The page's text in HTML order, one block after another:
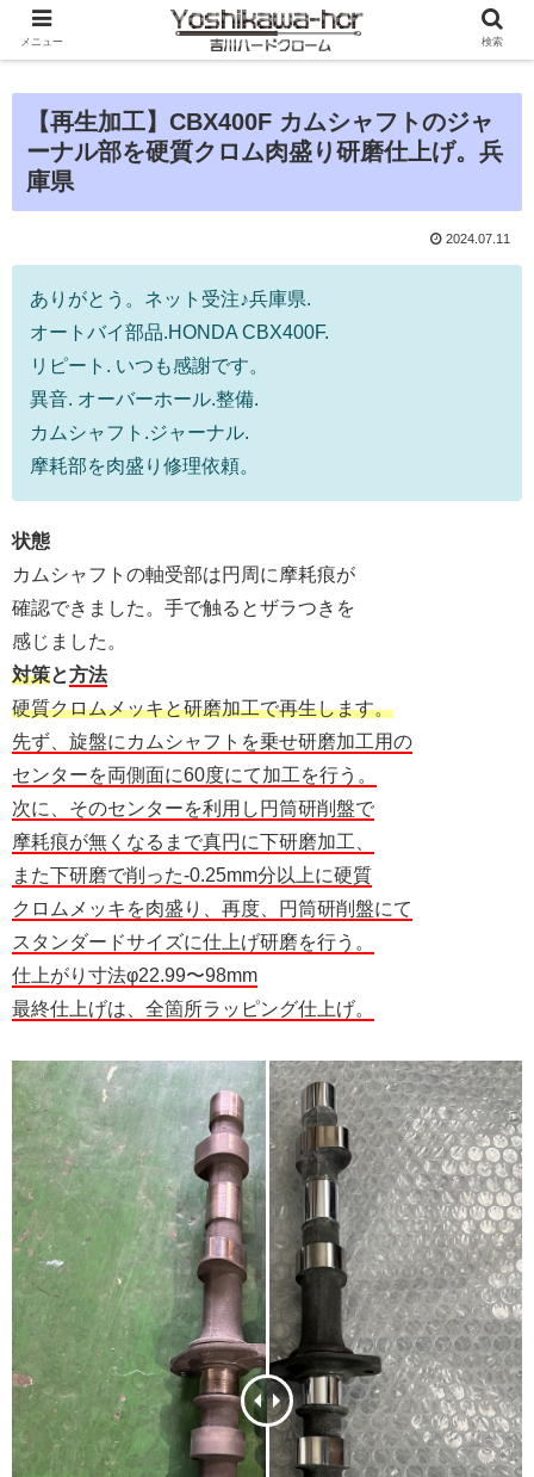
【再生加工】CBX400F カムシャフトのジャ
ーナル部を硬質クロム肉盛り研磨仕上げ。兵
庫県
2024.07.11
ありがとう。ネット受注♪兵庫県.
オートバイ部品.HONDA CBX400F.
リピート. いつも感謝です。
異音. オーバーホール.整備.
カムシャフト.ジャーナル.
摩耗部を肉盛り修理依頼。
状態
カムシャフトの軸受部は円周に摩耗痕が
確認できました。手で触るとザラつきを
感じました。
対策と方法
硬質クロムメッキと研磨加工で再生します。
先ず、旋盤にカムシャフトを乗せ研磨加工用の
センターを両側面に60度にて加工を行う。
次に、そのセンターを利用し円筒研削盤で
摩耗痕が無くなるまで真円に下研磨加工、
また下研磨で削った-0.25mm分以上に硬質
クロムメッキを肉盛り、再度、円筒研削盤にて
スタンダードサイズに仕上げ研磨を行う。
仕上がり寸法φ22.99〜98mm
最終仕上げは、全箇所ラッピング仕上げ。
メニュー 検索